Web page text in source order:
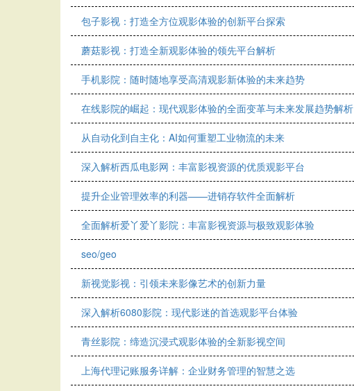
包子影视：打造全方位观影体验的创新平台探索
蘑菇影视：打造全新观影体验的领先平台解析
手机影院：随时随地享受高清观影新体验的未来趋势
在线影院的崛起：现代观影体验的全面变革与未来发展趋势解析
从自动化到自主化：AI如何重塑工业物流的未来
深入解析西瓜电影网：丰富影视资源的优质观影平台
提升企业管理效率的利器——进销存软件全面解析
全面解析爱丫爱丫影院：丰富影视资源与极致观影体验
seo/geo
新视觉影视：引领未来影像艺术的创新力量
深入解析6080影院：现代影迷的首选观影平台体验
青丝影院：缔造沉浸式观影体验的全新影视空间
上海代理记账服务详解：企业财务管理的智慧之选